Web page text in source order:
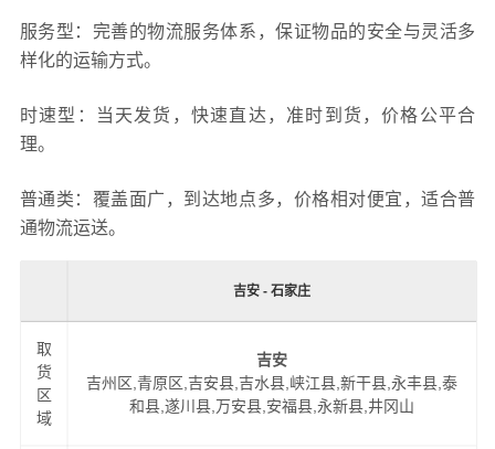
服务型：完善的物流服务体系，保证物品的安全与灵活多
样化的运输方式。
时速型：当天发货，快速直达，准时到货，价格公平合
理。
普通类：覆盖面广，到达地点多，价格相对便宜，适合普
通物流运送。
吉安 - 石家庄
取
货
区
域
吉安
吉州区,青原区,吉安县,吉水县,峡江县,新干县,永丰县,泰
和县,遂川县,万安县,安福县,永新县,井冈山